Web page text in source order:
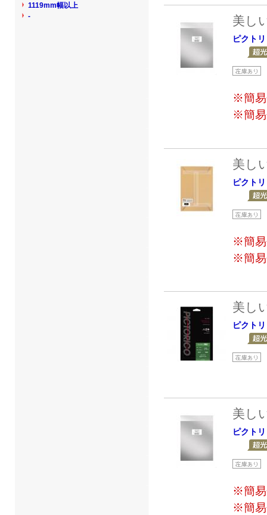
美し
ピクト
※簡易
※簡易
美し
ピクト
※簡易
※簡易
美し
ピクト
美し
ピクト
※簡易
※簡易
1119mm幅以上
-